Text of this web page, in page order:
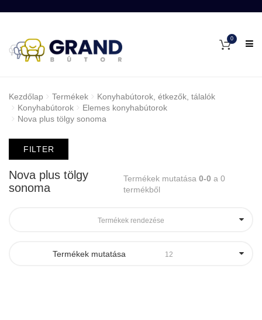
0
Kezdőlap Termékek
Konyhabútorok, étkezők, tálalók
Konyhabútorok
Elemes konyhabútorok
Nova plus tölgy sonoma
FILTER
Nova plus tölgy
sonoma
Termékek mutatása0-0a 0
termékből
Termékek rendezése
Termékek mutatása 12